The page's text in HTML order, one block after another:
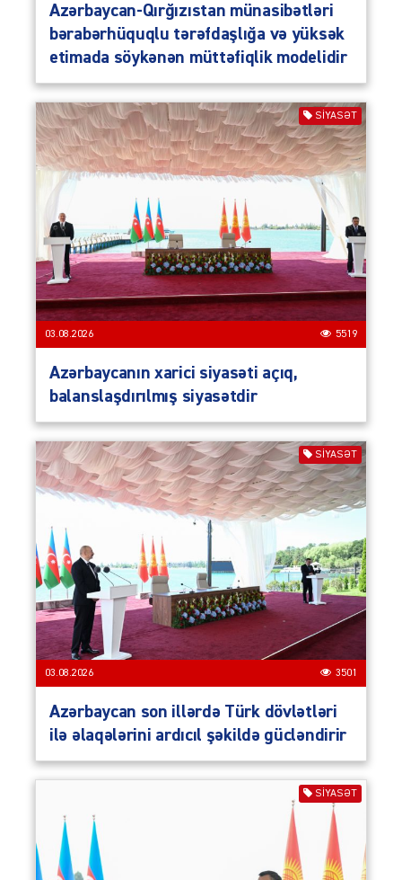
Azərbaycan-Qırğızıstan münasibətləri
bərabərhüquqlu tərəfdaşlığa və yüksək
etimada söykənən müttəfiqlik modelidir
SIYASƏT
03.08.2026 5519
Azərbaycanın xarici siyasəti açıq,
balanslaşdırılmış siyasətdir
SIYASƏT
03.08.2026 3501
Azərbaycan son illərdə Türk dövlətləri
ilə əlaqələrini ardıcıl şəkildə gücləndirir
SIYASƏT